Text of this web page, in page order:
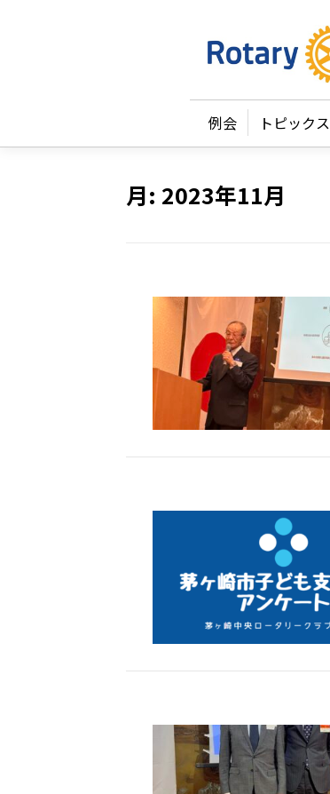
例会 トピックス
月: 2023年11月